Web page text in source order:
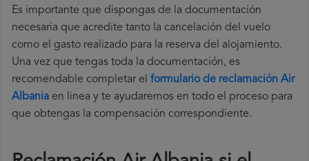
Es importante que dispongas de la documentación
necesaria que acredite tanto la cancelación del vuelo
como el gasto realizado para la reserva del alojamiento.
Una vez que tengas toda la documentación, es
recomendable completar el formulario de reclamación Air
Albania en linea y te ayudaremos en todo el proceso para
que obtengas la compensación correspondiente.